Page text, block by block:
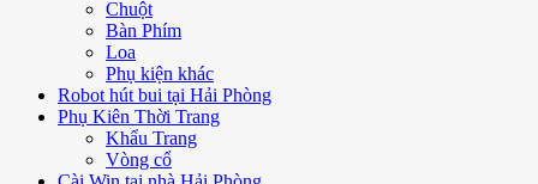
Chuột
Bàn Phím
Loa
Phụ kiện khác
Robot hút bui tại Hải Phòng
Phụ Kiên Thời Trang
Khẩu Trang
Vòng cổ